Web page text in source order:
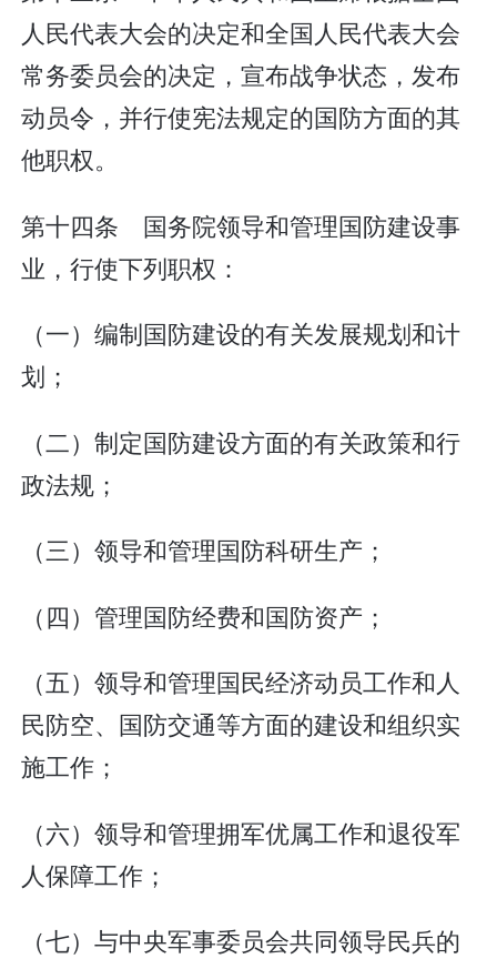
人民代表大会的决定和全国人民代表大会
常务委员会的决定，宣布战争状态，发布
动员令，并行使宪法规定的国防方面的其
他职权。
第十四条 国务院领导和管理国防建设事
业，行使下列职权：
（一）编制国防建设的有关发展规划和计
划；
（二）制定国防建设方面的有关政策和行
政法规；
（三）领导和管理国防科研生产；
（四）管理国防经费和国防资产；
（五）领导和管理国民经济动员工作和人
民防空、国防交通等方面的建设和组织实
施工作；
（六）领导和管理拥军优属工作和退役军
人保障工作；
（七）与中央军事委员会共同领导民兵的